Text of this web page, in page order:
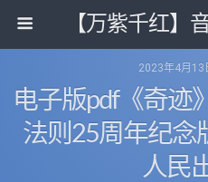
2023年4月13
电子版pdf《奇迹
法则25周年纪念
人民